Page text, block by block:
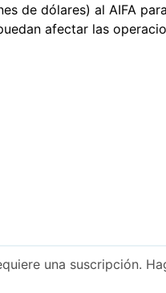
de dólares) al AIFA
afectar las
una suscripción.